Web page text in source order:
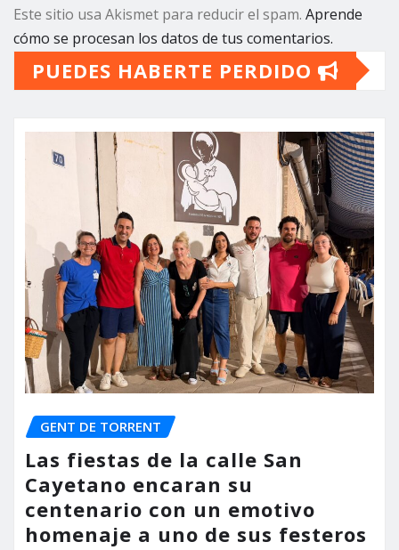
Este sitio usa Akismet para reducir el spam. Aprende
cómo se procesan los datos de tus comentarios.
PUEDES HABERTE PERDIDO
GENT DE TORRENT
Las fiestas de la calle San
Cayetano encaran su
centenario con un emotivo
homenaje a uno de sus festeros